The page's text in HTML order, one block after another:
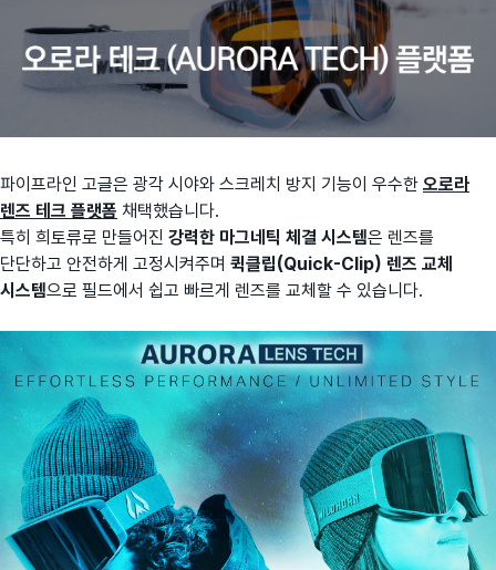
파이프라인 고글은 광각 시야와 스크레치 방지 기능이 우수한 오로라
렌즈 테크 플랫폼 채택했습니다.
특히 희토류로 만들어진 강력한 마그네틱 체결 시스템은 렌즈를
단단하고 안전하게 고정시켜주며 퀵클립(Quick-Clip) 렌즈 교체
시스템으로 필드에서 쉽고 빠르게 렌즈를 교체할 수 있습니다.